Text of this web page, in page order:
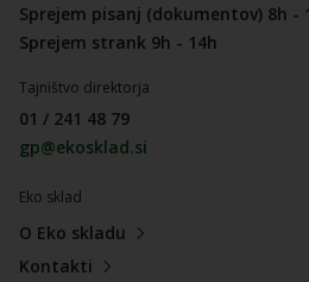
Sprejem pisanj (dokumentov) 8h -
Sprejem strank 9h - 14h
Tajništvo direktorja
01 / 241 48 79
gp@ekosklad.si
Eko sklad
O Eko skladu
Kontakti